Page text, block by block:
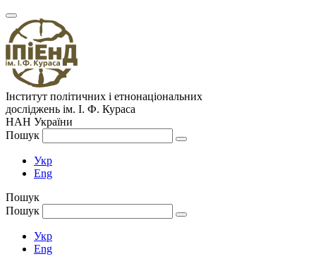
Інститут політичних і етнонаціональних
досліджень ім. І. Ф. Кураса
НАН України
Пошук
Укр
Eng
Пошук
Пошук
Укр
Eng